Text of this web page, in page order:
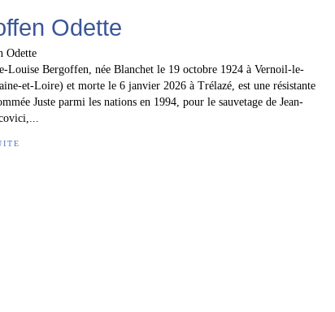
Odette
Louise Bergoffen, née Blanchet le 19 octobre 1924 à Vernoil-le-
et-Loire) et morte le 6 janvier 2026 à Trélazé, est une résistante
Juste parmi les nations en 1994, pour le sauvetage de Jean-